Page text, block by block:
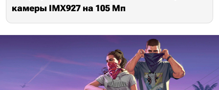
камеры IMX927 на 105 Мп